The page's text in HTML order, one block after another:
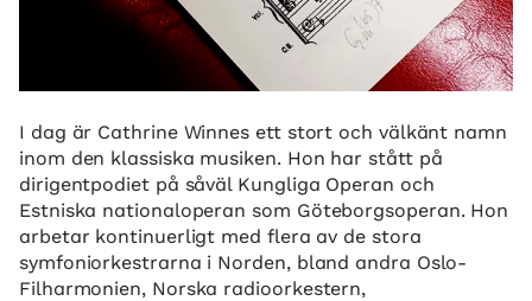
I dag är Cathrine Winnes ett stort och välkänt namn
inom den klassiska musiken. Hon har stått på
dirigentpodiet på såväl Kungliga Operan och
Estniska nationaloperan som Göteborgsoperan. Hon
arbetar kontinuerligt med flera av de stora
symfoniorkestrarna i Norden, bland andra Oslo-
Filharmonien, Norska radioorkestern,